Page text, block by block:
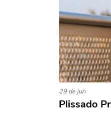
29 de jun
Plissado